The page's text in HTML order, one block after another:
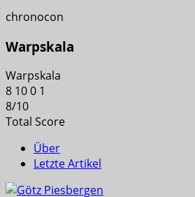
chronocon
Warpskala
Warpskala
8 100 1
8/10
Total Score
Über
Letzte Artikel